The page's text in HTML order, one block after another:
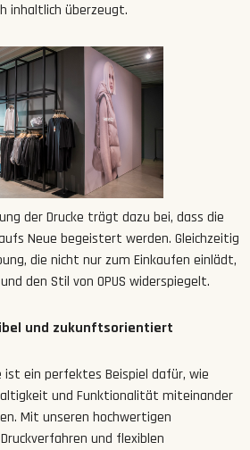
inhaltlich überzeugt.
der Drucke trägt dazu bei, dass die
Neue begeistert werden. Gleichzeitig
die nicht nur zum Einkaufen einlädt,
den Stil von OPUS widerspiegelt.
und zukunftsorientiert
ist ein perfektes Beispiel dafür, wie
und Funktionalität miteinander
Mit unseren hochwertigen
und flexiblen